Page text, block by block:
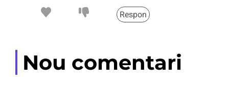
Respon
Nou comentari